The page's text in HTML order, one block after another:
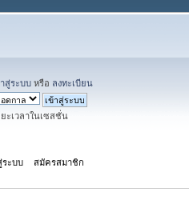
สู่ระบบ หรือ ลงทะเบียน
ะเวลาในเซสชั่น
ระบบ สมัครสมาชิก